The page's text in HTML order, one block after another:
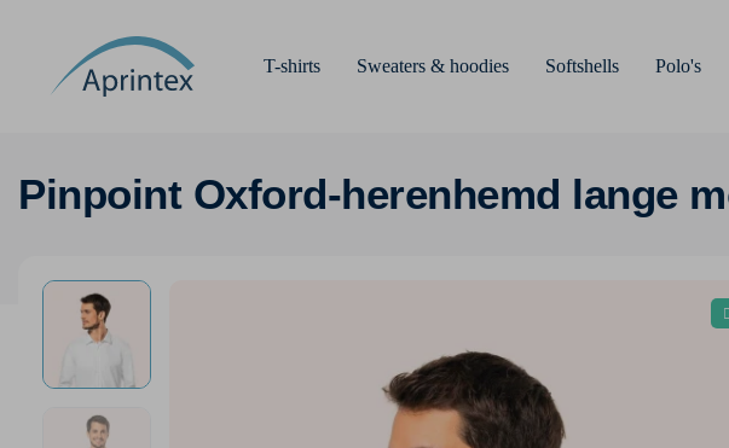
T-shirts Sweaters & hoodies Softshells Polo's
Pinpoint Oxford-herenhemd lange